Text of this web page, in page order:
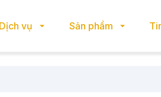
Dịch vụ Sản phẩm